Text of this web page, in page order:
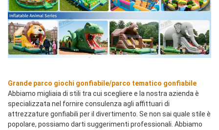
Grande parco giochi gonfiabile/parco tematico gonfiabile
Abbiamo migliaia di stili tra cui scegliere e la nostra azienda è
specializzata nel fornire consulenza agli affittuari di
attrezzature gonfiabili per il divertimento. Se non sai quale stile è
popolare, possiamo darti suggerimenti professionali. Abbiamo